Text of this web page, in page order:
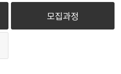
모집과정